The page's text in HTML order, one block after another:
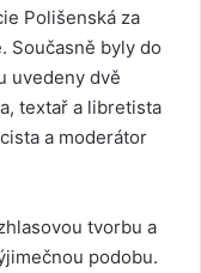
Polišenská za
Současně byly do
uvedeny dvě
textař a libretista
a moderátor
tvorbu a
podobu.